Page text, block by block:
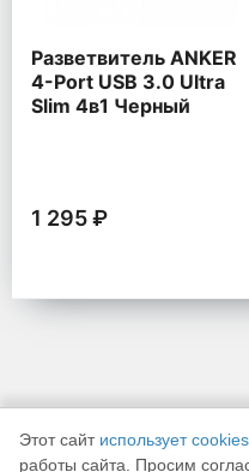
Разветвитель ANKER
4-Port USB 3.0 Ultra
Slim 4в1 Черный
1 295 ₽
Этот сайт использует cookies
работы сайта. Просим